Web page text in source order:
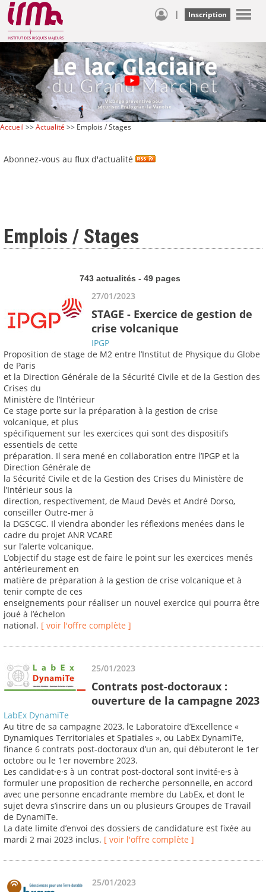
| Inscription
Accueil >>Actualité >> Emplois / Stages
Abonnez-vous au flux d'actualité
Emplois / Stages
743 actualités - 49 pages
27/01/2023
STAGE - Exercice de gestion de
crise volcanique
IPGP
Proposition de stage de M2 entre l’Institut de Physique du Globe
de Paris
et la Direction Générale de la Sécurité Civile et de la Gestion des
Crises du
Ministère de l’Intérieur
Ce stage porte sur la préparation à la gestion de crise
volcanique, et plus
spécifiquement sur les exercices qui sont des dispositifs
essentiels de cette
préparation. Il sera mené en collaboration entre l’IPGP et la
Direction Générale de
la Sécurité Civile et de la Gestion des Crises du Ministère de
l’Intérieur sous la
direction, respectivement, de Maud Devès et André Dorso,
conseiller Outre-mer à
la DGSCGC. Il viendra abonder les réflexions menées dans le
cadre du projet ANR VCARE
sur l’alerte volcanique.
L’objectif du stage est de faire le point sur les exercices menés
antérieurement en
matière de préparation à la gestion de crise volcanique et à
tenir compte de ces
enseignements pour réaliser un nouvel exercice qui pourra être
joué à l’échelon
national. [ voir l'offre complète ]
25/01/2023
Contrats post-doctoraux :
ouverture de la campagne 2023
LabEx DynamiTe
Au titre de sa campagne 2023, le Laboratoire d’Excellence «
Dynamiques Territoriales et Spatiales », ou LabEx DynamiTe,
finance 6 contrats post-doctoraux d’un an, qui débuteront le 1er
octobre ou le 1er novembre 2023.
Les candidat·e·s à un contrat post-doctoral sont invité·e·s à
formuler une proposition de recherche personnelle, en accord
avec une personne encadrante membre du LabEx, et dont le
sujet devra s’inscrire dans un ou plusieurs Groupes de Travail
de DynamiTe.
La date limite d’envoi des dossiers de candidature est fixée au
mardi 2 mai 2023 inclus. [ voir l'offre complète ]
25/01/2023